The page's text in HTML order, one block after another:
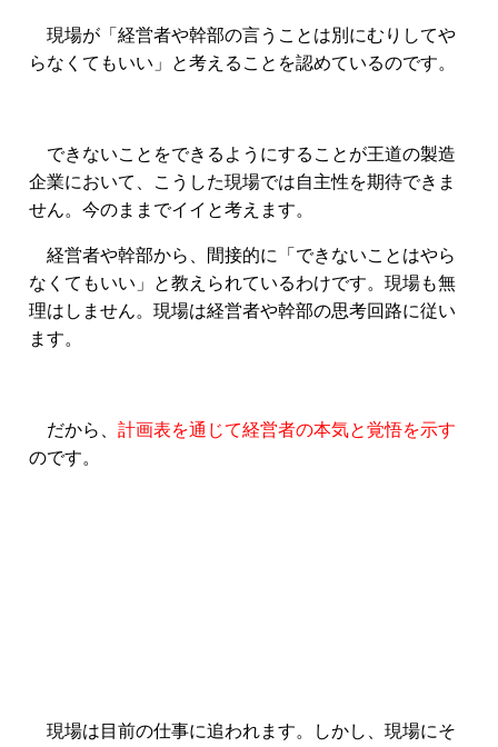
現場が「経営者や幹部の言うことは別にむりしてや
らなくてもいい」と考えることを認めているのです。
できないことをできるようにすることが王道の製造
企業において、こうした現場では自主性を期待できま
せん。今のままでイイと考えます。
経営者や幹部から、間接的に「できないことはやら
なくてもいい」と教えられているわけです。現場も無
理はしません。現場は経営者や幹部の思考回路に従い
ます。
だから、計画表を通じて経営者の本気と覚悟を示す
のです。
現場は目前の仕事に追われます。しかし、現場にそ